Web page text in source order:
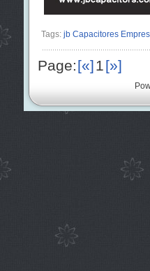
Tags: jb Capacitores
Page:[«]1[»]